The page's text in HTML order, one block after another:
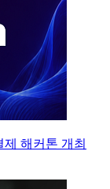
해커톤 개최